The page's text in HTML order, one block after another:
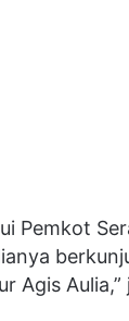
Pemkot
Agis Aulia,”